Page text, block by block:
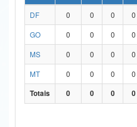
Ministério da Ciência, Tecnologia,
Ministério do Meio Ambiente
Ministério do Turismo
Ministério do Desenvolvimento Regional
DF
0 0 0 0
GO
0 0 0 0
MS
0 0 0 0
MT
0 0 0 0
Totais
0 0 0 0